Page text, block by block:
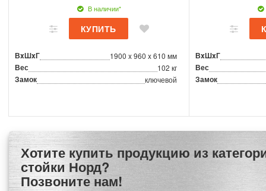
В наличии*
ВxШxГ 1900 x 960 x 610 мм
Вес 102 кг
Замок ключевой
ВxШxГ
Вес
Замок
Хотите купить продукцию из категории Сушильные
стойки Норд?
Позвоните нам!